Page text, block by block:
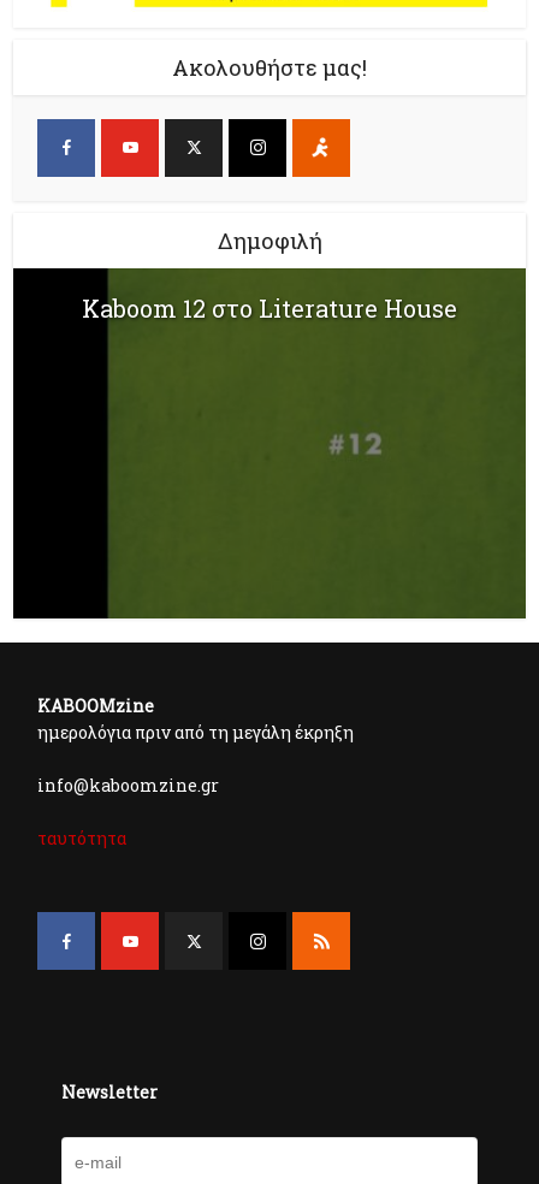
Ακολουθήστε μας!
Δημοφιλή
Kaboom 12 στο Literature House
KABOOMzine
ημερολόγια πριν από τη μεγάλη έκρηξη
info@kaboomzine.gr
ταυτότητα
Newsletter